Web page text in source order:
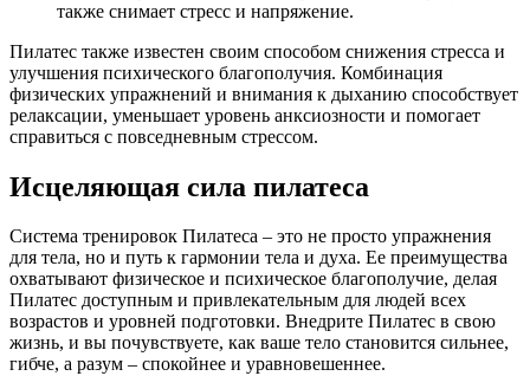
также снимает стресс и напряжение.
Пилатес также известен своим способом снижения стресса и
улучшения психического благополучия. Комбинация
физических упражнений и внимания к дыханию способствует
релаксации, уменьшает уровень анксиозности и помогает
справиться с повседневным стрессом.
Исцеляющая сила пилатеса
Система тренировок Пилатеса – это не просто упражнения
для тела, но и путь к гармонии тела и духа. Ее преимущества
охватывают физическое и психическое благополучие, делая
Пилатес доступным и привлекательным для людей всех
возрастов и уровней подготовки. Внедрите Пилатес в свою
жизнь, и вы почувствуете, как ваше тело становится сильнее,
гибче, а разум – спокойнее и уравновешеннее.